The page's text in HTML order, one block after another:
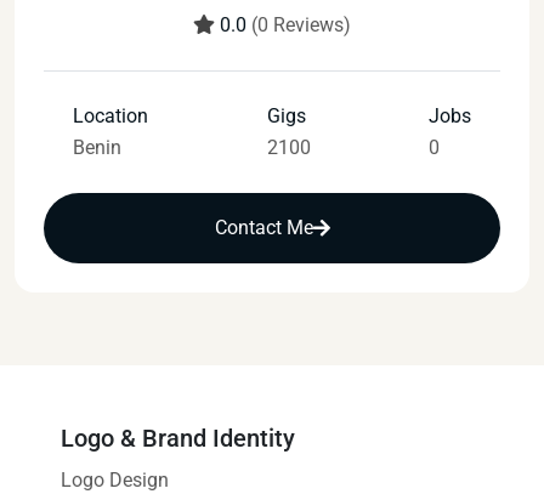
0.0 (0 Reviews)
Location
Benin
Gigs
2100
Jobs
0
Contact Me
Logo & Brand Identity
Logo Design